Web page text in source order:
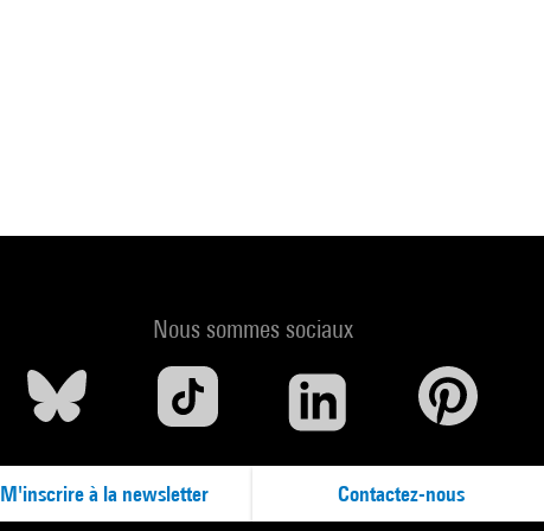
Nous sommes sociaux
M'inscrire à la newsletter Contactez-nous